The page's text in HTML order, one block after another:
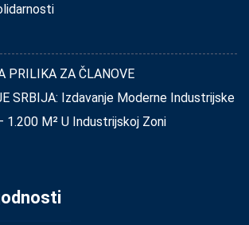
PRILIKA ZA ČLANOVE
SRBIJA: Izdavanje Moderne Industrijske
1.200 M² U Industrijskoj Zoni